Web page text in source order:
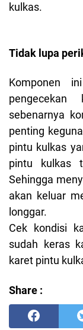
kulkas.
Tidak lupa
Komponen
sebenarnya
penting
pintu kulkas
pintu kulkas
Sehingga
akan keluar
longgar.
Cek kondisi
sudah keras
karet pintu
Share :